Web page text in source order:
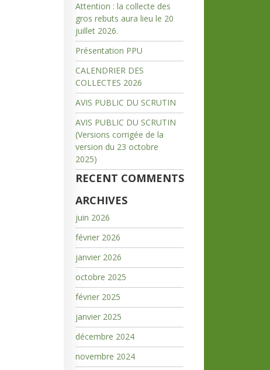
Attention : la collecte des
gros rebuts aura lieu le 20
juillet 2026.
Présentation PPU
CALENDRIER DES
COLLECTES 2026
AVIS PUBLIC DU SCRUTIN
AVIS PUBLIC DU SCRUTIN
(Versions corrigée de la
version du 23 octobre
2025)
RECENT COMMENTS
ARCHIVES
juin 2026
février 2026
janvier 2026
octobre 2025
février 2025
janvier 2025
décembre 2024
novembre 2024